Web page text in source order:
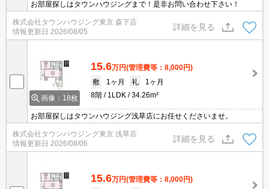
お部屋探しはタウンハウジングまで！是非お問い合わせ下さい！
株式会社タウンハウジング東京 森下店
情報更新日 2026/08/05
詳細を見る
画像：18枚
15.6万円(管理費等：8,000円)
敷
1ヶ月 礼
1ヶ月
8階
1LDK 34.26m²
お部屋探しはタウンハウジング浅草店にお任せくださいませ。
株式会社タウンハウジング東京 浅草店
情報更新日 2026/08/06
詳細を見る
15.6万円(管理費等：8,000円)